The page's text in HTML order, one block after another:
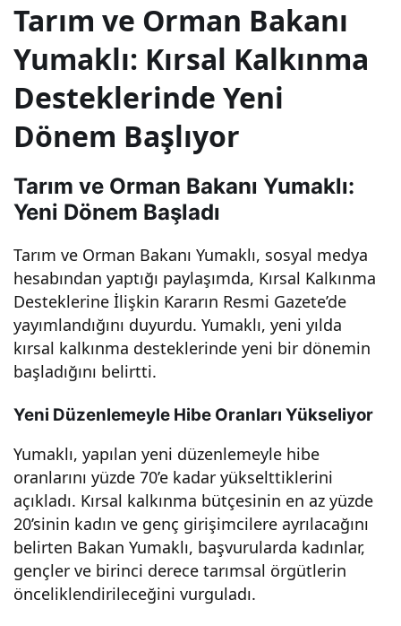
Tarım ve Orman Bakanı
Yumaklı: Kırsal Kalkınma
Desteklerinde Yeni
Dönem Başlıyor
Tarım ve Orman Bakanı Yumaklı:
Yeni Dönem Başladı
Tarım ve Orman Bakanı Yumaklı, sosyal medya
hesabından yaptığı paylaşımda, Kırsal Kalkınma
Desteklerine İlişkin Kararın Resmi Gazete’de
yayımlandığını duyurdu. Yumaklı, yeni yılda
kırsal kalkınma desteklerinde yeni bir dönemin
başladığını belirtti.
Yeni Düzenlemeyle Hibe Oranları Yükseliyor
Yumaklı, yapılan yeni düzenlemeyle hibe
oranlarını yüzde 70’e kadar yükselttiklerini
açıkladı. Kırsal kalkınma bütçesinin en az yüzde
20’sinin kadın ve genç girişimcilere ayrılacağını
belirten Bakan Yumaklı, başvurularda kadınlar,
gençler ve birinci derece tarımsal örgütlerin
önceliklendirileceğini vurguladı.
yeni
dön
an
Yum
çiftç
ilere
umu
t
verd